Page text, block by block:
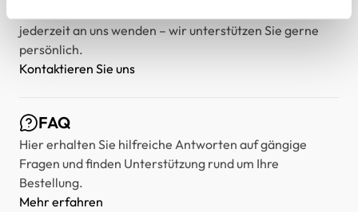
jederzeit an uns wenden – wir unterstützen Sie gerne
persönlich.
Kontaktieren Sie uns
FAQ
Hier erhalten Sie hilfreiche Antworten auf gängige
Fragen und finden Unterstützung rund um Ihre
Bestellung.
Mehr erfahren